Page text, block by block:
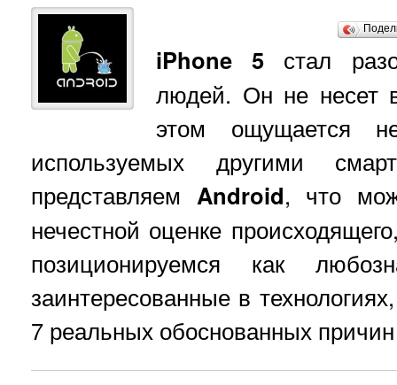
iPhone 5 стал
людей. Он не несет
этом ощущается
используемых другими
представляем Android, что
нечестной оценке
позиционируемся как
заинтересованные в
7 реальных обоснованных